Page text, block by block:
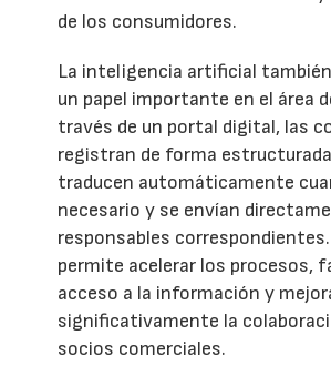
de los consumidores.
La inteligencia artificial
un papel importante en el área
través de un portal digital, las
registran de forma
traducen automáticamente
necesario y se envían
responsables
permite acelerar los procesos,
acceso a la información y
significativamente la
socios comerciales.